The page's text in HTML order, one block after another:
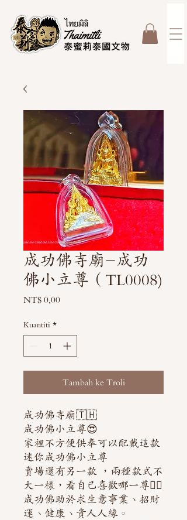
成功佛寺廟-成功
佛小立尊（TL0008)
NT$ 0,00Harga
Kuantiti *
Tambah ke Troli
成功佛寺廟🇹🇭
成功佛小立尊😍
家裡不方便供奉可以配戴這款
迷你成功佛小立尊
賣場還有另一款 ，兩種款式不
大一樣，看自己喜歡哪一尊👍🏻
成功佛助於求生意事業、招財
運、健康、貴人人緣。